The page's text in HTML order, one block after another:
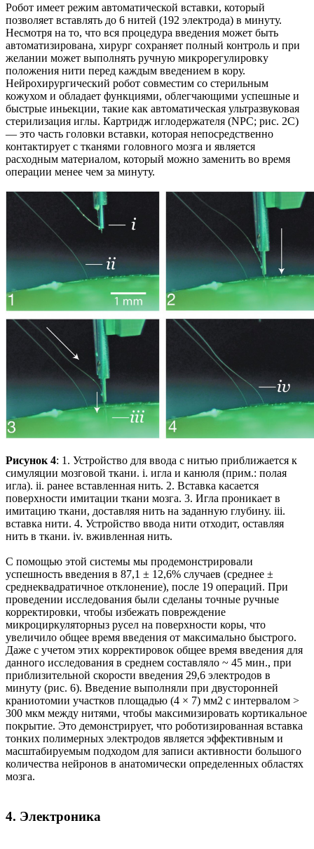
Робот имеет режим автоматической вставки, который
позволяет вставлять до 6 нитей (192 электрода) в минуту.
Несмотря на то, что вся процедура введения может быть
автоматизирована, хирург сохраняет полный контроль и при
желании может выполнять ручную микрорегулировку
положения нити перед каждым введением в кору.
Нейрохирургический робот совместим со стерильным
кожухом и обладает функциями, облегчающими успешные и
быстрые иньекции, такие как автоматическая ультразвуковая
стерилизация иглы. Картридж иглодержателя (NPC; рис. 2C)
— это часть головки вставки, которая непосредственно
контактирует с тканями головного мозга и является
расходным материалом, который можно заменить во время
операции менее чем за минуту.
Рисунок 4: 1. Устройство для ввода с нитью приближается к
симуляции мозговой ткани. i. игла и канюля (прим.: полая
игла). ii. ранее вставленная нить. 2. Вставка касается
поверхности имитации ткани мозга. 3. Игла проникает в
имитацию ткани, доставляя нить на заданную глубину. iii.
вставка нити. 4. Устройство ввода нити отходит, оставляя
нить в ткани. iv. вживленная нить.
С помощью этой системы мы продемонстрировали
успешность введения в 87,1 ± 12,6% случаев (среднее ±
среднеквадратичное отклонение), после 19 операций. При
проведении исследования были сделаны точные ручные
корректировки, чтобы избежать повреждение
микроциркуляторныз русел на поверхности коры, что
увеличило общее время введения от максимально быстрого.
Даже с учетом этих корректировок общее время введения для
данного исследования в среднем составляло ~ 45 мин., при
приблизительной скорости введения 29,6 электродов в
минуту (рис. 6). Введение выполняли при двусторонней
краниотомии участков площадью (4 × 7) мм2 с интервалом >
300 мкм между нитями, чтобы максимизировать кортикальное
покрытие. Это демонстрирует, что роботизированная вставка
тонких полимерных электродов является эффективным и
масштабируемым подходом для записи активности большого
количества нейронов в анатомически определенных областях
мозга.
4. Электроника